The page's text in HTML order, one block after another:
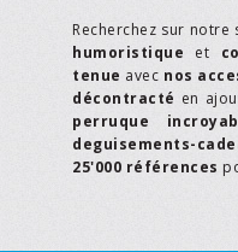
Recherchez sur notre
humoristique et
tenue avec nos
décontracté en
perruque
deguisements-
25'000 références